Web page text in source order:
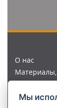
О нac
Материалы,
Качество,
Мы